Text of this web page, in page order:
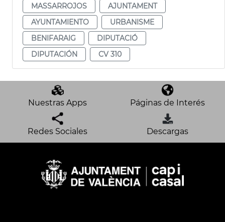
MASSARROJOS
AJUNTAMENT
AYUNTAMIENTO
URBANISME
BENIFARAIG
DIPUTACIÓ
DIPUTACIÓN
CV 310
Nuestras Apps Páginas de Interés
Redes Sociales Descargas